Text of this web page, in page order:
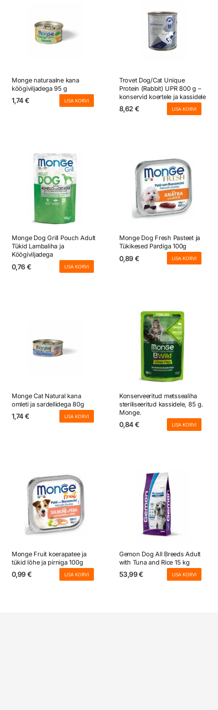
Monge naturaalne kana
köögiviljadega 95 g
1,74€ LISA KORVI
Trovet Dog/Cat Unique
Protein (Rabbit) UPR 800 g –
konservid koertele ja kassidele
8,62 € LISA KORVI
Monge Dog Grill Pouch Adult
Tükid Lambaliha ja
Köögiviljadega
0,76€ LISA KORVI
Monge Dog Fresh Pasteet ja
Tükikesed Pardiga 100g
0,89€ LISA KORVI
Monge Cat Natural kana
omleti ja sardellidega 80g
1,74€ LISA KORVI
Konserveeritud metssealiha
steriliseeritud kassidele, 85 g.
Monge.
0,84€ LISA KORVI
Monge Fruit koerapatee ja
tükid lõhe ja pirniga 100g
0,99€ LISA KORVI
Gemon Dog All Breeds Adult
with Tuna and Rice 15 kg
53,99€ LISA KORVI